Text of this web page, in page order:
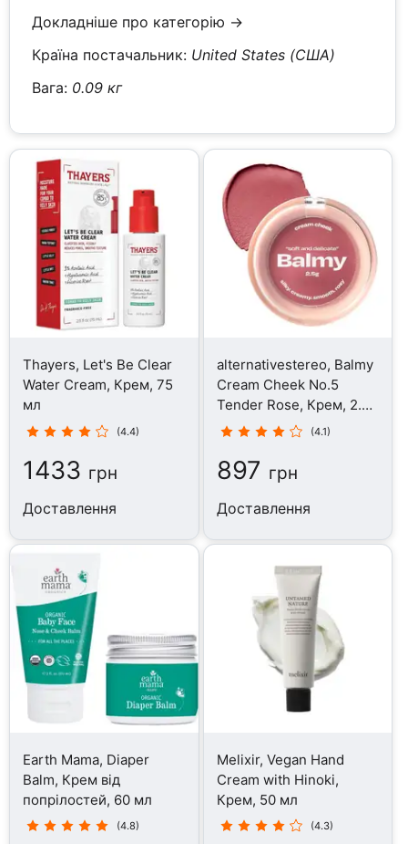
Докладніше про категорію →
Країна постачальник: United States (США)
Вага: 0.09 кг
Thayers, Let's Be Clear
Water Cream, Крем, 75
мл
(4.4)
1433 грн
Доставлення
alternativestereo, Balmy
Cream Cheek No.5
Tender Rose, Крем, 2.5
г
(4.1)
897 грн
Доставлення
Earth Mama, Diaper
Balm, Крем від
попрілостей, 60 мл
(4.8)
Melixir, Vegan Hand
Cream with Hinoki,
Крем, 50 мл
(4.3)